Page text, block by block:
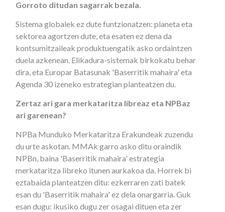
Gorroto ditudan sagarrak bezala.
Sistema globalek ez dute funtzionatzen: planeta eta
sektorea agortzen dute, eta esaten ez dena da
kontsumitzaileak produktuengatik asko ordaintzen
duela azkenean. Elikadura-sistemak birkokatu behar
dira, eta Europar Batasunak 'Baserritik mahaira' eta
Agenda 30 izeneko estrategian planteatzen du.
Zertaz ari gara merkataritza libreaz eta NPBaz
ari garenean?
NPBa Munduko Merkataritza Erakundeak zuzendu
du urte askotan. MMAk garro asko ditu oraindik
NPBn, baina 'Baserritik mahaira' estrategia
merkataritza libreko itunen aurkakoa da. Horrek bi
eztabaida planteatzen ditu: ezkerraren zati batek
esan du 'Baserritik mahaira' ez dela onargarria. Guk
esan dugu: ikusiko dugu zer osagai dituen eta zer